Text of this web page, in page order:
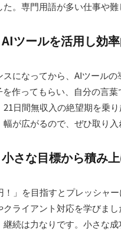
。専門用語が多い仕事や難
ツールを活用し効
になってから、AIツール
作ってもらい、自分の言
日間無収入の絶望期を乗
が広がるので、ぜひ取り入
さな目標から積み
！」を目指すとプレッシャ
ライアント対応を学びま
継続は力なりです。小さな